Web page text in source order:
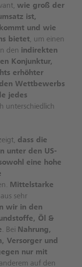
wie groß der
ist,
und wie
bietet, um einen
den indirekten
Konjunktur,
erhöhter
Wettbewerbs
jedes
unterschiedlich
dass die
unter den US-
eine hohe
Mittelstarke
sehr
wir in den
Öl &
. Bei Nahrung,
Versorger und
nur mit
auf den